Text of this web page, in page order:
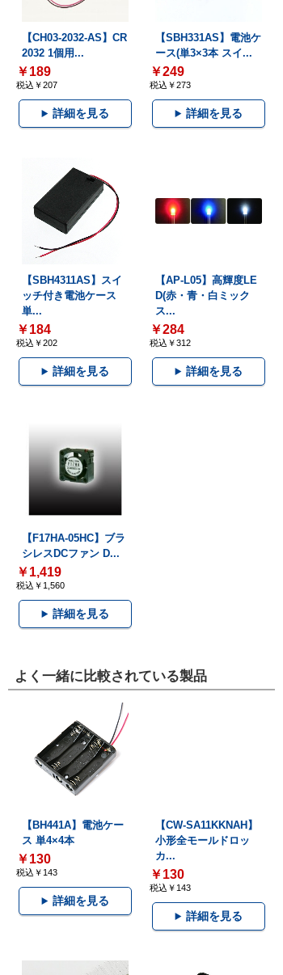
【CH03-2032-AS】CR
2032 1個用...
￥189
税込￥207
詳細を見る
【SBH331AS】電池ケ
ース(単3×3本 スイ...
￥249
税込￥273
詳細を見る
【SBH4311AS】スイ
ッチ付き電池ケース
単...
￥184
税込￥202
詳細を見る
【AP-L05】高輝度LE
D(赤・青・白ミック
ス...
￥284
税込￥312
詳細を見る
【F17HA-05HC】ブラ
シレスDCファン D...
￥1,419
税込￥1,560
詳細を見る
よく一緒に比較されている製品
【BH441A】電池ケー
ス 単4×4本
￥130
税込￥143
詳細を見る
【CW-SA11KKNAH】
小形全モールドロッ
カ...
￥130
税込￥143
詳細を見る